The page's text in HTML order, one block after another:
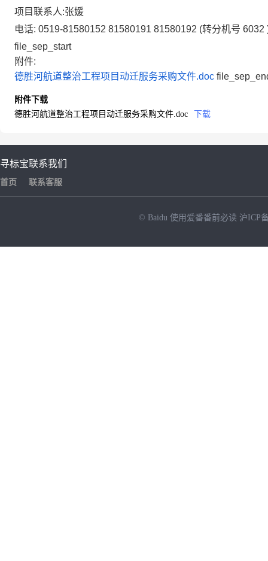
项目联系人:张媛
电话: 0519-81580152 81580191 81580192 (转分机号 6032
file_sep_start
附件:
德胜河航道整治工程项目动迁服务采购文件.doc
附件下载
德胜河航道整治工程项目动迁服务采购文件.doc
下载
寻标宝
首页
联系我们
联系客服
© Baidu 使用爱番番前必读 沪ICP